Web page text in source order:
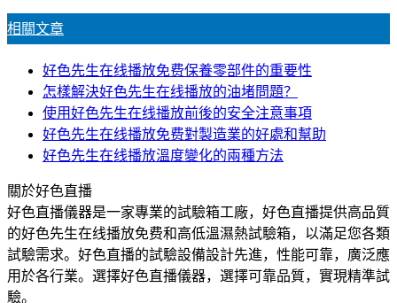
相關文章
好色先生在线播放免费保養零部件的重要性
怎樣解決好色先生在线播放的油堵問題？
使用好色先生在线播放前後的安全注意事項
好色先生在线播放免费對製造業的好處和幫助
好色先生在线播放溫度變化的兩種方法
關於好色直播
好色直播儀器是一家專業的試驗箱工廠，好色直播提供高品質
的好色先生在线播放免费和高低溫濕熱試驗箱，以滿足您各類
試驗需求。好色直播的試驗設備設計先進，性能可靠，廣泛應
用於各行業。選擇好色直播儀器，選擇可靠品質，實現精準試
驗。